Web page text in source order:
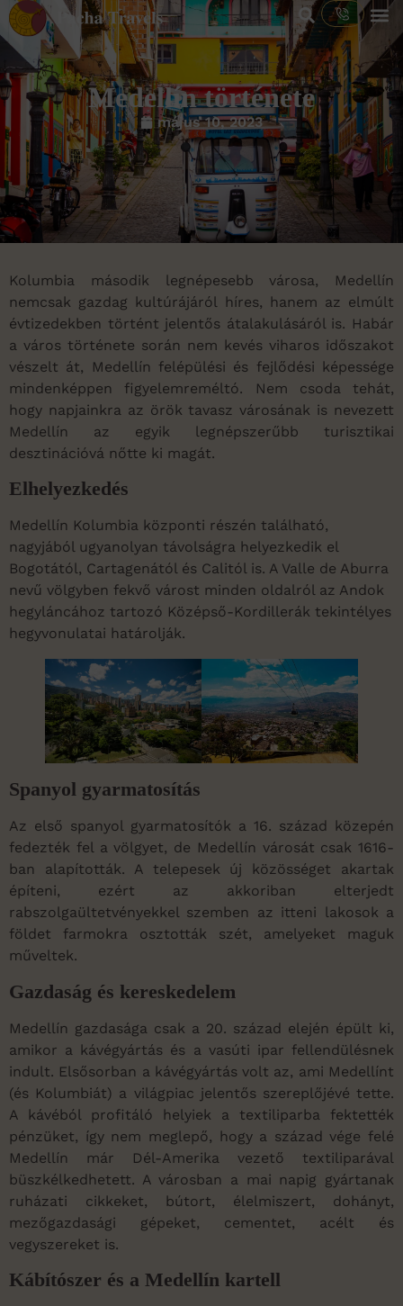
Medellín története
május 10, 2023
Kolumbia második legnépesebb városa, Medellín
nemcsak gazdag kultúrájáról híres, hanem az elmúlt
évtizedekben történt jelentős átalakulásáról is. Habár
a város története során nem kevés viharos időszakot
vészelt át, Medellín felépülési és fejlődési képessége
mindenképpen figyelemreméltó. Nem csoda tehát,
hogy napjainkra az örök tavasz városának is nevezett
Medellín az egyik legnépszerűbb turisztikai
desztinációvá nőtte ki magát.
Elhelyezkedés
Medellín Kolumbia központi részén található,
nagyjából ugyanolyan távolságra helyezkedik el
Bogotától, Cartagenától és Calitól is. A Valle de Aburra
nevű völgyben fekvő várost minden oldalról az Andok
hegyláncához tartozó Középső-Kordillerák tekintélyes
hegyvonulatai határolják.
Spanyol gyarmatosítás
Az első spanyol gyarmatosítók a 16. század közepén
fedezték fel a völgyet, de Medellín városát csak 1616-
ban alapították. A telepesek új közösséget akartak
építeni, ezért az akkoriban elterjedt
rabszolgaültetvényekkel szemben az itteni lakosok a
földet farmokra osztották szét, amelyeket maguk
műveltek.
Gazdaság és kereskedelem
Medellín gazdasága csak a 20. század elején épült ki,
amikor a kávégyártás és a vasúti ipar fellendülésnek
indult. Elsősorban a kávégyártás volt az, ami Medellínt
(és Kolumbiát) a világpiac jelentős szereplőjévé tette.
A kávéból profitáló helyiek a textiliparba fektették
pénzüket, így nem meglepő, hogy a század vége felé
Medellín már Dél-Amerika vezető textiliparával
büszkélkedhetett. A városban a mai napig gyártanak
ruházati cikkeket, bútort, élelmiszert, dohányt,
mezőgazdasági gépeket, cementet, acélt és
vegyszereket is.
Kábítószer és a Medellín kartell